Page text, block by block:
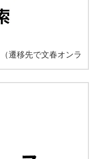
（遷移先で文春オンラ